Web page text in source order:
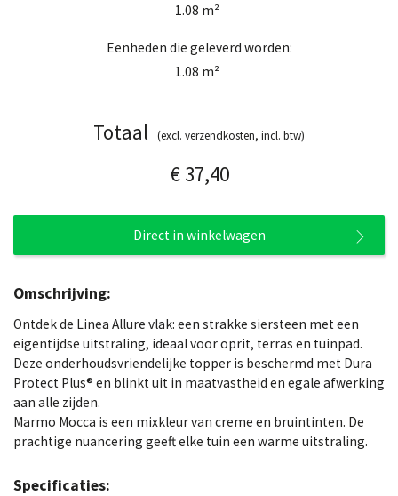
1.08 m²
Eenheden die geleverd worden:
1.08 m²
Totaal (excl. verzendkosten, incl. btw)
€ 37,40
Direct in winkelwagen
Omschrijving:
Ontdek de Linea Allure vlak: een strakke siersteen met een
eigentijdse uitstraling, ideaal voor oprit, terras en tuinpad.
Deze onderhoudsvriendelijke topper is beschermd met Dura
Protect Plus® en blinkt uit in maatvastheid en egale afwerking
aan alle zijden.
Marmo Mocca is een mixkleur van creme en bruintinten. De
prachtige nuancering geeft elke tuin een warme uitstraling.
Specificaties: